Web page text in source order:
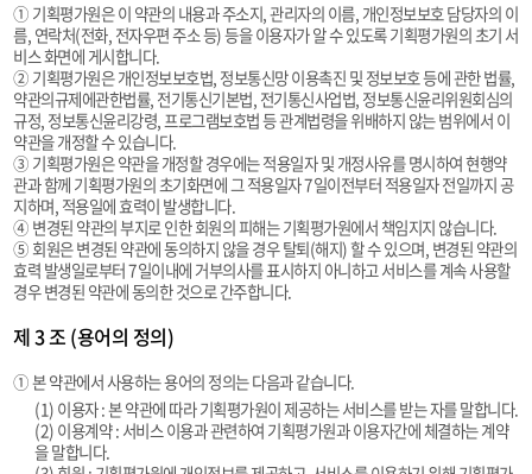
① 기획평가원은 이 약관의 내용과 주소지, 관리자의 이름, 개인정보보호 담당자의 이
름, 연락처(전화, 전자우편 주소 등) 등을 이용자가 알 수 있도록 기획평가원의 초기 서
비스 화면에 게시합니다.
② 기획평가원은 개인정보보호법, 정보통신망 이용촉진 및 정보보호 등에 관한 법률,
약관의규제에관한법률, 전기통신기본법, 전기통신사업법, 정보통신윤리위원회심의
규정, 정보통신윤리강령, 프로그램보호법 등 관계법령을 위배하지 않는 범위에서 이
약관을 개정할 수 있습니다.
③ 기획평가원은 약관을 개정할 경우에는 적용일자 및 개정사유를 명시하여 현행약
관과 함께 기획평가원의 초기화면에 그 적용일자 7일이전부터 적용일자 전일까지 공
지하며, 적용일에 효력이 발생합니다.
④ 변경된 약관의 부지로 인한 회원의 피해는 기획평가원에서 책임지지 않습니다.
⑤ 회원은 변경된 약관에 동의하지 않을 경우 탈퇴(해지) 할 수 있으며, 변경된 약관의
효력 발생일로부터 7일이내에 거부의사를 표시하지 아니하고 서비스를 계속 사용할
경우 변경된 약관에 동의한 것으로 간주합니다.
제 3 조 (용어의 정의)
① 본 약관에서 사용하는 용어의 정의는 다음과 같습니다.
(1) 이용자 : 본 약관에 따라 기획평가원이 제공하는 서비스를 받는 자를 말합니다.
(2) 이용계약 : 서비스 이용과 관련하여 기획평가원과 이용자간에 체결하는 계약
을 말합니다.